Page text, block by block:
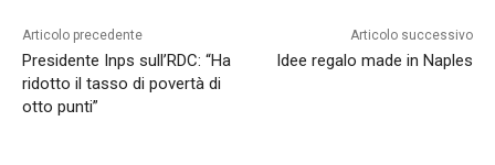
Articolo precedente
Presidente Inps sull’RDC: “Ha
ridotto il tasso di povertà di
otto punti”
Articolo successivo
Idee regalo made in Naples